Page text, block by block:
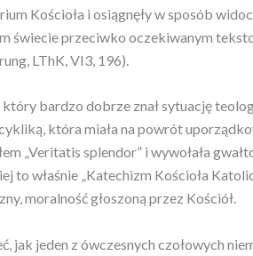
Kościoła i osiągnęły w sposób
świecie przeciwko oczekiwanym
LThK, VI3, 196).
który bardzo dobrze znał sytuację
która miała na powrót
„Veritatis splendor” i wywołała
to właśnie „Katechizm Kościoła
moralność głoszoną przez Kościół.
jak jeden z ówczesnych czołowych